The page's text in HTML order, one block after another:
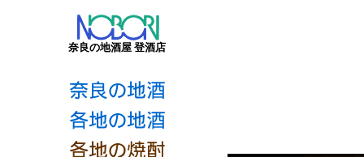
奈良の地酒屋 登酒店